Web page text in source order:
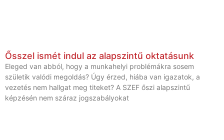
Ősszel ismét indul az alapszintű oktatásunk
Eleged van abból, hogy a munkahelyi problémákra sosem
születik valódi megoldás? Úgy érzed, hiába van igazatok, a
vezetés nem hallgat meg titeket? A SZEF őszi alapszintű
képzésén nem száraz jogszabályokat